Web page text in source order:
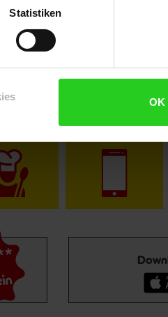
Statistiken
OK
NettoKOM